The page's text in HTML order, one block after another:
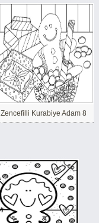
Zencefilli Kurabiye Adam 8